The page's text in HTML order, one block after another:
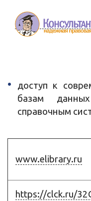
доступ к
базам
справочным
www.elibrary.ru
https://clck.ru/